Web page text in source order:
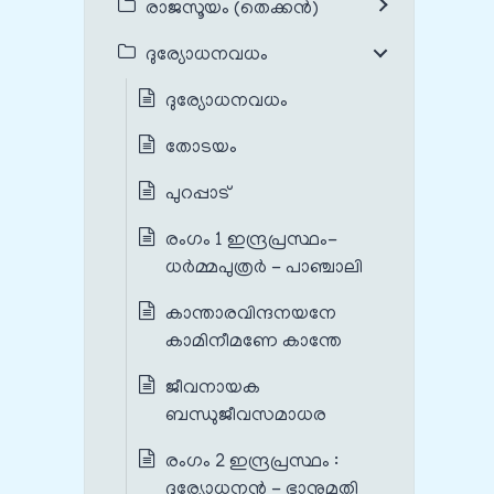
രാജസൂയം (തെക്കൻ)
ദുര്യോധനവധം
ദുര്യോധനവധം
തോടയം
പുറപ്പാട്
രംഗം 1 ഇന്ദ്രപ്രസ്ഥം-
ധർമ്മപുത്രർ - പാഞ്ചാലി
കാന്താരവിന്ദനയനേ
കാമിനീമണേ കാന്തേ
ജീവനായക
ബന്ധുജീവസമാധര
രംഗം 2 ഇന്ദ്രപ്രസ്ഥം :